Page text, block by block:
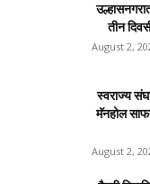
तीन
August 2,
स्वराज्य
मॅनहोल
August 2,